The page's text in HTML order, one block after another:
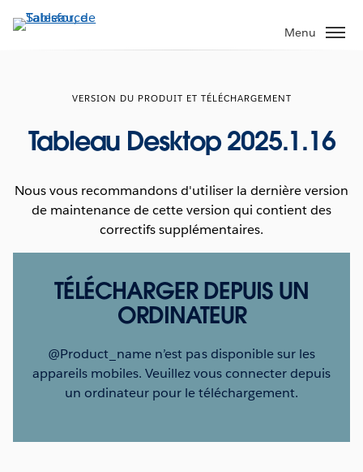
Aller
au
Menu
VERSION DU PRODUIT ET TÉLÉCHARGEMENT
Tableau Desktop 2025.1.16
Nous vous recommandons d'utiliser la dernière version
de maintenance de cette version qui contient des
correctifs supplémentaires.
TÉLÉCHARGER DEPUIS UN
ORDINATEUR
@Product_name n’est pas disponible sur les
appareils mobiles. Veuillez vous connecter depuis
un ordinateur pour le téléchargement.